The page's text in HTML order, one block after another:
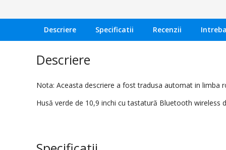
Descriere Specificatii Recenzii
Descriere
Nota: Aceasta descriere a fost tradusa automat in limba
Husă verde de 10,9 inchi cu tastatură Bluetooth wireless